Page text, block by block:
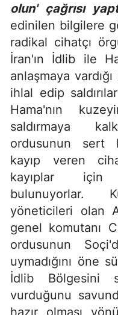
olun' çağrısı
edinilen bilgilere
radikal cihatçı
İran'ın İdlib ile
anlaşmaya vardığı
ihlal edip
Hama'nın
saldırmaya
ordusunun sert
kayıp veren
kayıplar için
bulunuyorlar.
yöneticileri olan
genel komutanı
ordusunun
uymadığını öne
İdlib Bölgesini
vurduğunu
hazır olması